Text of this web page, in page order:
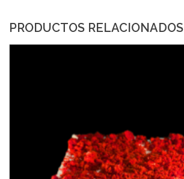
PRODUCTOS RELACIONADOS